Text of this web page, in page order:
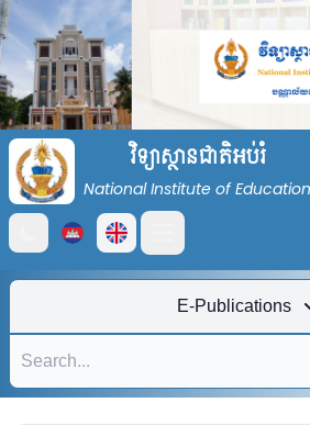
វិទ្យាស្ថានជាតិអប់រំ
National Institute of Education
Open main menu
E-Publications